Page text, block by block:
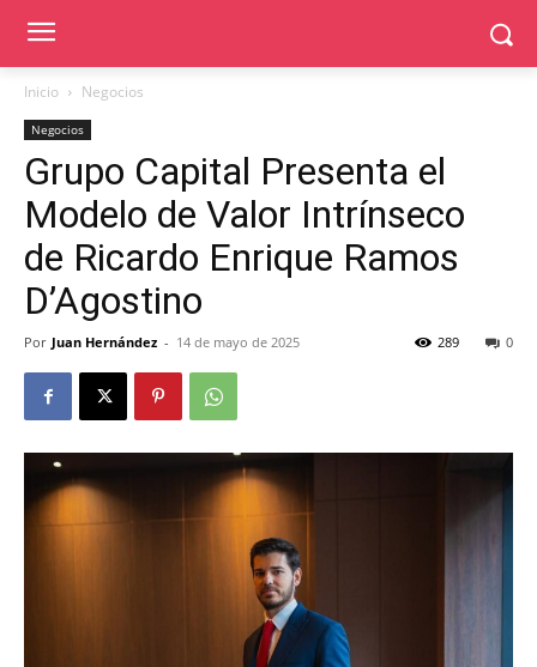
Inicio Negocios
Negocios
Grupo Capital Presenta el
Modelo de Valor Intrínseco
de Ricardo Enrique Ramos
D’Agostino
Por Juan Hernández - 14 de mayo de 2025 0
289